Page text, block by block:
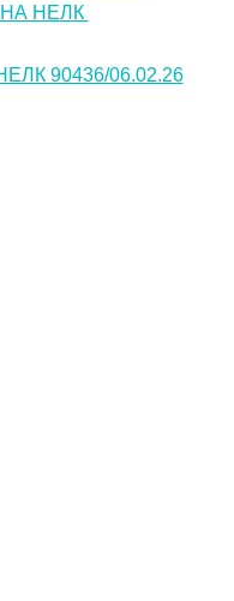
НЕЛК
90436/06.02.26